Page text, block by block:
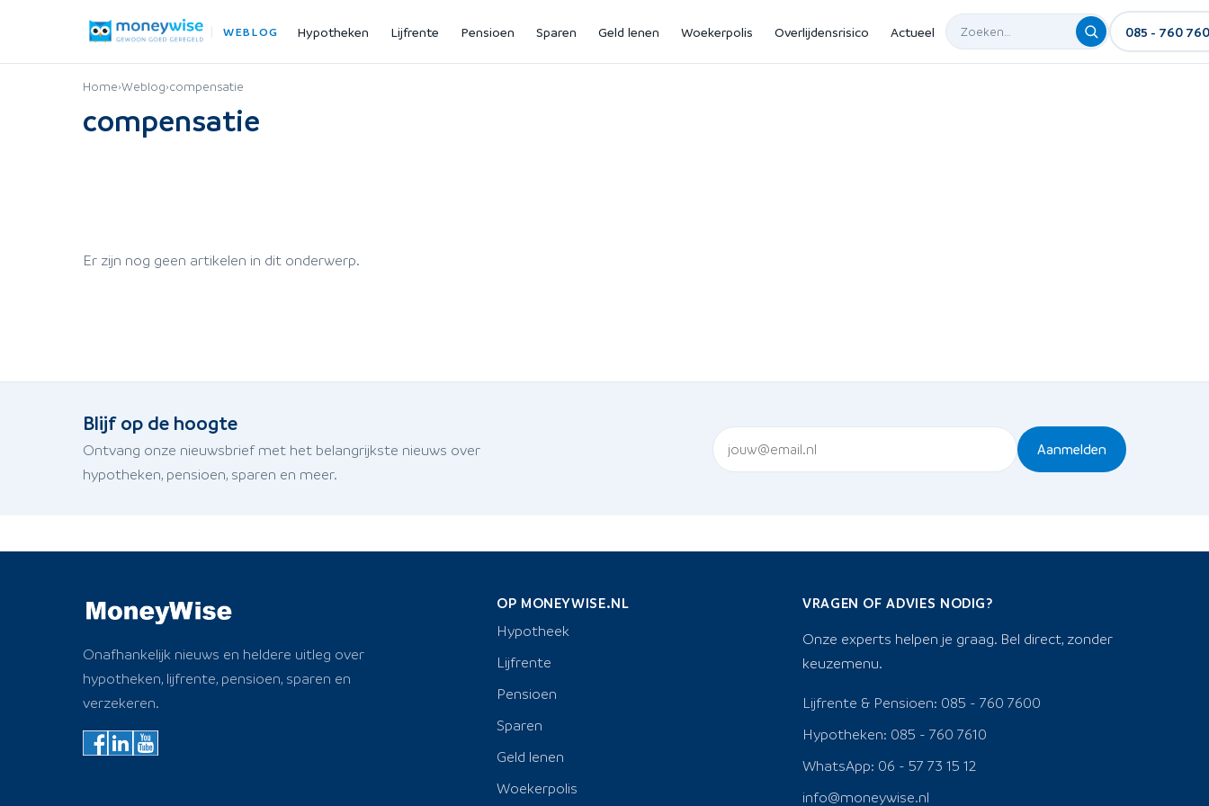
WEBLOG Hypotheken Lijfrente Pensioen Sparen Geld lenen Woekerpolis Overlijdensrisico Actueel 085 - 760
Home›Weblog›compensatie
compensatie
Er zijn nog geen artikelen in dit onderwerp.
Blijf op de hoogte
Ontvang onze nieuwsbrief met het belangrijkste nieuws over
hypotheken, pensioen, sparen en meer.
Aanmelden
Onafhankelijk nieuws en heldere uitleg over
hypotheken, lijfrente, pensioen, sparen en
verzekeren.
OP MONEYWISE.NL
Hypotheek
Lijfrente
Pensioen
Sparen
Geld lenen
Woekerpolis
VRAGEN OF ADVIES NODIG?
Onze experts helpen je graag. Bel direct, zonder
keuzemenu.
Lijfrente & Pensioen: 085 - 760 7600
Hypotheken: 085 - 760 7610
WhatsApp: 06 - 57 73 15 12
info@moneywise.nl